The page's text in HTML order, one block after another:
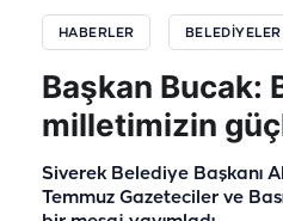
HABERLER BELEDIYELER
Başkan Bucak:
milletimizin
Siverek Belediye Başkanı
Temmuz Gazeteciler ve